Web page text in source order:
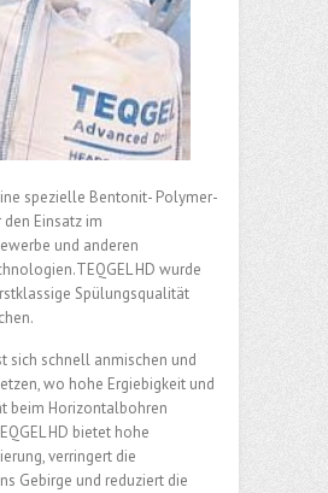
spezielle Bentonit- Polymer-
Einsatz im
und anderen
HD wurde
Spülungsqualität
sich schnell anmischen und
wo hohe Ergiebigkeit und
beim Horizontalbohren
HD bietet hohe
verringert die
Gebirge und reduziert die